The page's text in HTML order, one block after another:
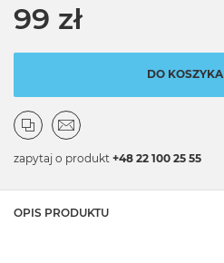
99 zł
DO KOSZYKA
zapytaj o produkt +48 22 100 25 55
OPIS PRODUKTU